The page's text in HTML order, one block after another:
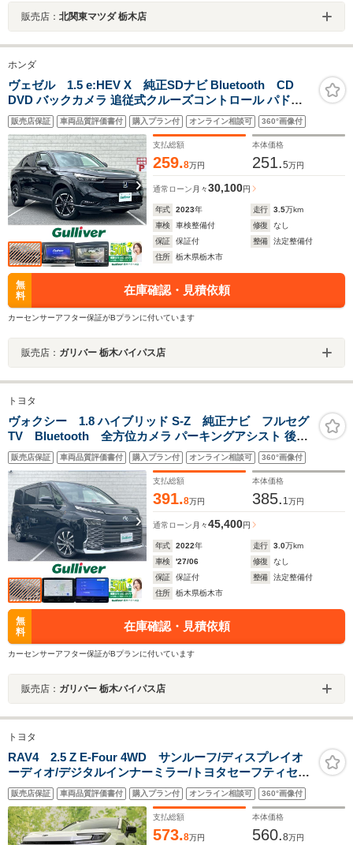
販売店： 北関東マツダ 栃木店
ホンダ
ヴェゼル 1.5 e:HEV X 純正SDナビ Bluetooth CD
DVD バックカメラ 追従式クルーズコントロール パドル
シフト ETC 純正16インチアルミ 衝突軽減システム コー
ナーセンサー オートライト レーンキープアシスト
販売店保証 車両品質評価書付 購入プラン付 オンライン相談可 360°画像付
支払総額
259.8万円
本体価格
251.5万円
通常ローン 月々30,100円
年式 2023年 走行 3.5万km
車検
車検整備付 修復
なし
保証
保証付 整備
法定整備付
住所
栃木県栃木市
無
料
在庫確認・見積依頼
カーセンサーアフター保証がBプランに付いています
販売店： ガリバー 栃木バイパス店
トヨタ
ヴォクシー 1.8 ハイブリッド S-Z 純正ナビ フルセグ
TV Bluetooth 全方位カメラ パーキングアシスト 後席
モニター ドラレコ 両側パワスラ ETC ハーフレザーシ
ート シートヒーター プレミアムサウンド8chスピーカ
ー&ダブルツィーターシステム
販売店保証 車両品質評価書付 購入プラン付 オンライン相談可 360°画像付
支払総額
391.8万円
本体価格
385. 1万円
通常ローン 月々45,400円
年式 2022年 走行 3.0万km
車検
'27/06 修復
なし
保証
保証付 整備
法定整備付
住所
栃木県栃木市
無
料
在庫確認・見積依頼
カーセンサーアフター保証がBプランに付いています
販売店： ガリバー 栃木バイパス店
トヨタ
RAV4 2.5 Z E-Four 4WD サンルーフ/ディスプレイオ
ーディオ/デジタルインナーミラー/トヨタセーフティセン
ス/シートヒーター/全方位モニター/車線逸脱防止支援シス
テム/シート 合皮/パーキングアシスト 自動操舵
販売店保証 車両品質評価書付 購入プラン付 オンライン相談可 360°画像付
支払総額
573.8万円
本体価格
560.8万円